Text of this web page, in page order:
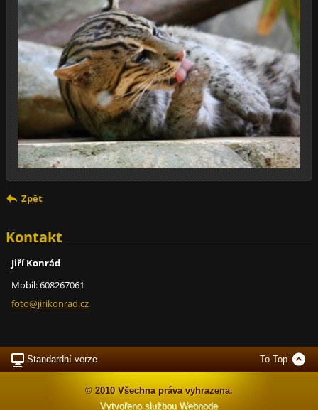
Zpět
Kontakt
Jiří Konrád
Mobil: 608267061
foto@jirikonrad.cz
Standardní verze To Top
© 2010 Všechna práva vyhrazena.
Vytvořeno službou Webnode